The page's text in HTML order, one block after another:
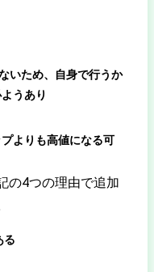
いため、自身で行うか
うあり
よりも高値になる可
の4つの理由で追加
る